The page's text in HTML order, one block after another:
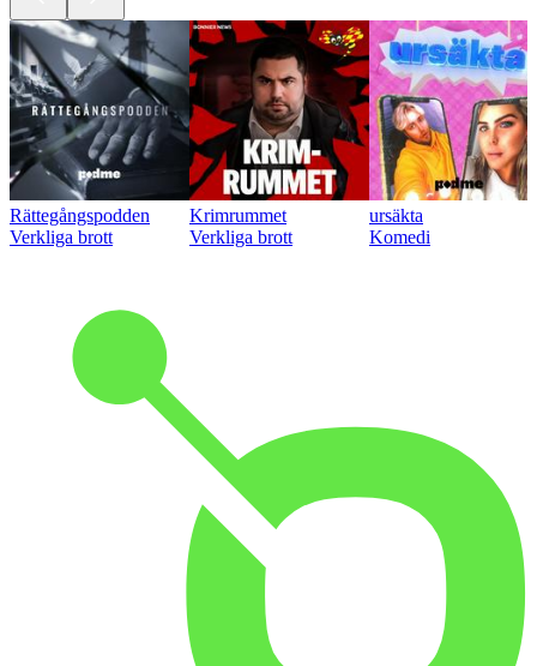
Rättegångspodden
Verkliga brott
Krimrummet
Verkliga brott
ursäkta
Komedi